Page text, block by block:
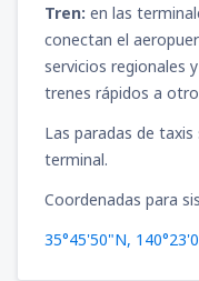
Tren: en las
conectan el
servicios regionales
trenes rápidos a
Las paradas de
terminal.
Coordenadas para
35°45'50"N,